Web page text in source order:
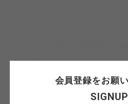
会員登録をお願い
SIGNUP